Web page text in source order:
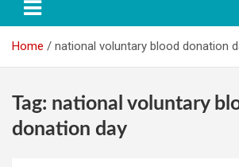
Home national voluntary blood donation
Tag: national voluntary
donation day